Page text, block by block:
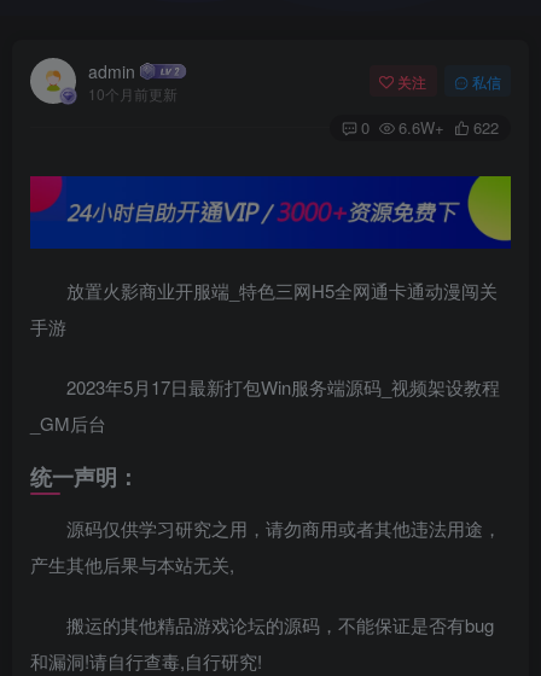
admin
10个月前更新
关注 私信
0 6.6W+ 622
放置火影商业开服端_特色三网H5全网通卡通动漫闯关
手游
2023年5月17日最新打包Win服务端源码_视频架设教程
_GM后台
统一声明：
源码仅供学习研究之用，请勿商用或者其他违法用途，
产生其他后果与本站无关,
搬运的其他精品游戏论坛的源码，不能保证是否有bug
和漏洞!请自行查毒,自行研究!